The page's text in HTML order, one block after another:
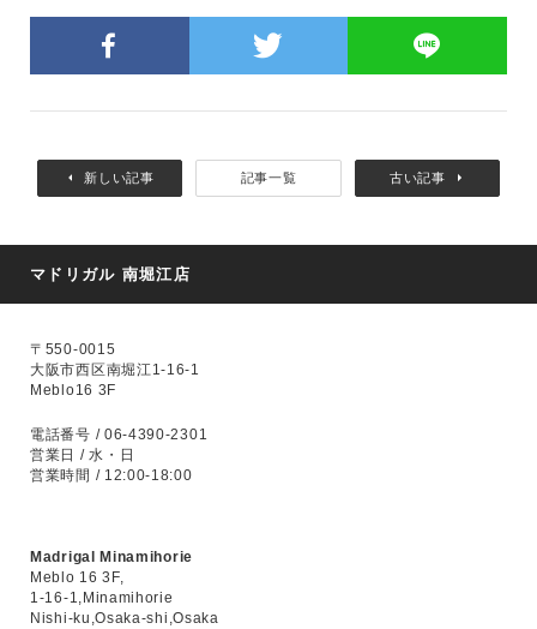
新しい記事 記事一覧 古い記事
マドリガル 南堀江店
〒550-0015
大阪市西区南堀江1-16-1
Meblo16 3F
電話番号 / 06-4390-2301
営業日 / 水・日
営業時間 / 12:00-18:00
Madrigal Minamihorie
Meblo 16 3F,
1-16-1,Minamihorie
Nishi-ku,Osaka-shi,Osaka